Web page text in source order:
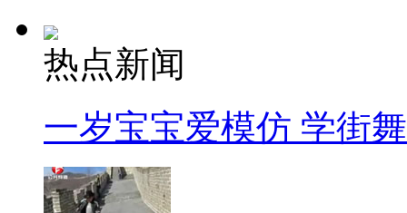
热点新闻
一岁宝宝爱模仿 学街